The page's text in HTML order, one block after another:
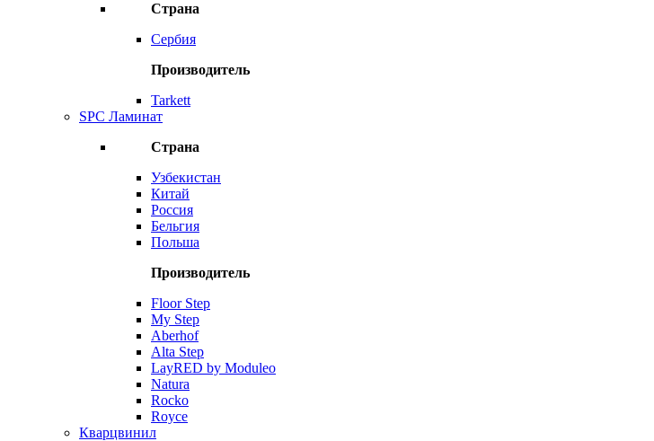
Страна
Сербия
Производитель
Tarkett
SPC Ламинат
Страна
Узбекистан
Китай
Россия
Бельгия
Польша
Производитель
Floor Step
My Step
Aberhof
Alta Step
LayRED by Moduleo
Natura
Rocko
Royce
Кварцвинил